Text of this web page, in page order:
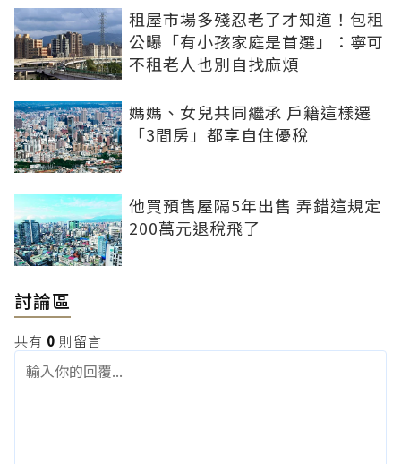
租屋市場多殘忍老了才知道！包租
公曝「有小孩家庭是首選」：寧可
不租老人也別自找麻煩
媽媽、女兒共同繼承 戶籍這樣遷
「3間房」都享自住優稅
他買預售屋隔5年出售 弄錯這規定
200萬元退稅飛了
討論區
共有 0 則留言